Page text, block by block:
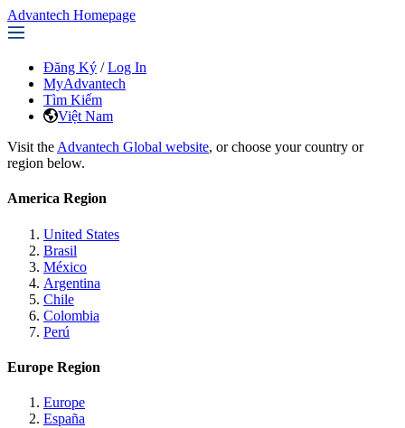
Advantech Homepage
Đăng Ký / Log In
MyAdvantech
Tìm Kiếm
Việt Nam
Visit the Advantech Global website, or choose your country or
region below.
America Region
United States
Brasil
México
Argentina
Chile
Colombia
Perú
Europe Region
Europe
España